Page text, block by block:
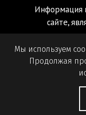
Мы используем
Продолжая